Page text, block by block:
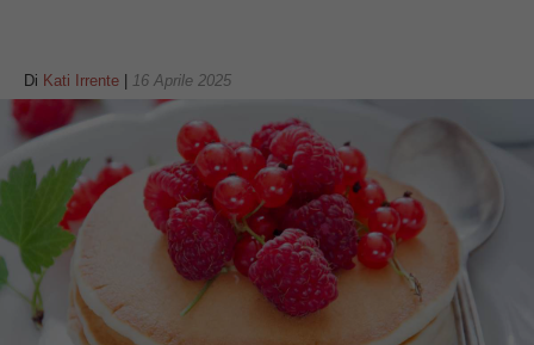
Di Kati Irrente 16 Aprile 2025